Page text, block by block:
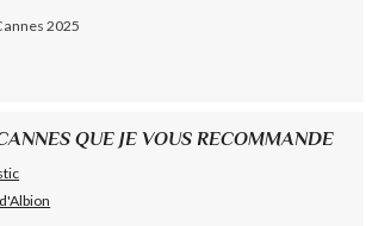
2025
QUE JE VOUS RECOMMANDE